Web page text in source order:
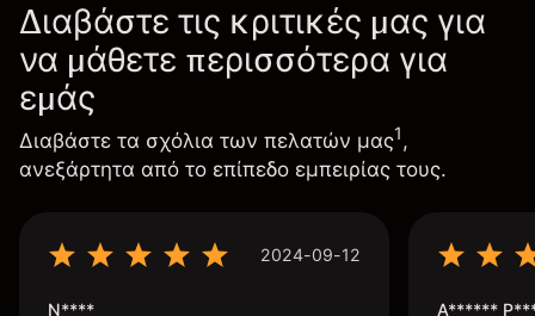
Διαβάστε τις κριτικές μας για
να μάθετε περισσότερα για
εμάς
Διαβάστε τα σχόλια των πελατών μας1,
ανεξάρτητα από το επίπεδο εμπειρίας τους.
2024-09-12
N**** A******